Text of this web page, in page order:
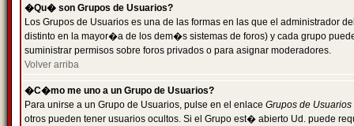
�Qu� son Grupos de Usuarios?
Los Grupos de Usuarios es una de las formas en las que el administrador
distinto en la mayor�a de los dem�s sistemas de foros) y cada grupo
suministrar permisos sobre foros privados o para asignar moderadores.
Volver arriba
�C�mo me uno a un Grupo de Usuarios?
Para unirse a un Grupo de Usuarios, pulse en el enlace Grupos de Usuarios
otros pueden tener usuarios ocultos. Si el Grupo est� abierto Ud. puede